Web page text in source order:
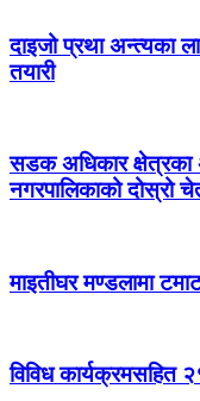
दाइजो प्रथा अन्त्यका
तयारी
सडक अधिकार क्षेत्रका
नगरपालिकाको दोस्रो
माइतीघर मण्डलामा
विविध कार्यक्रमसहित